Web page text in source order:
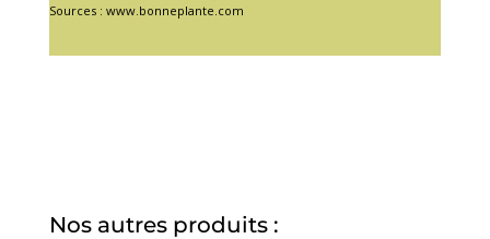
Sources : www.bonneplante.com
Nos autres produits :